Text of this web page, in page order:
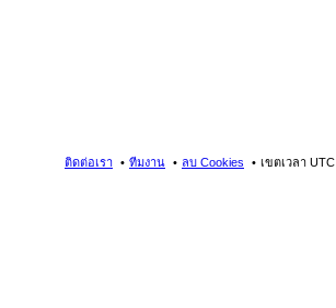
เขตเวลา
ลบ Cookies
ทีมงาน
ติดต่อเรา